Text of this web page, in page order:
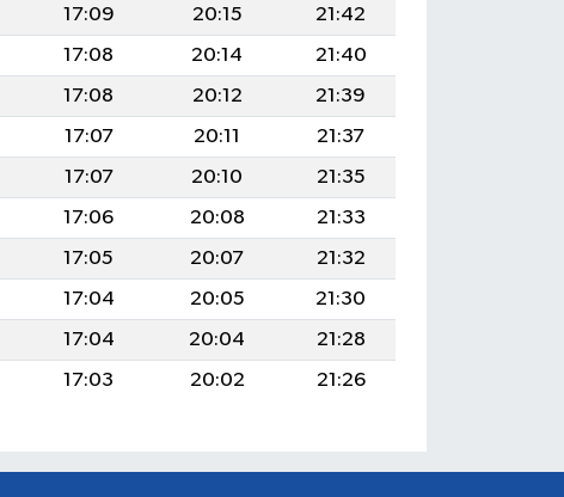
17:09 20:15
21:42
17:08 20:14
21:40
17:08 20:12
21:39
17:07 20:11
21:37
17:07 20:10
21:35
17:06 20:08
21:33
17:05 20:07
21:32
17:04 20:05
21:30
17:04 20:04
21:28
17:03 20:02 21:26